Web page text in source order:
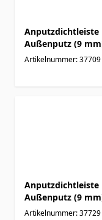
Anputzdichtleiste
Außenputz (9
Artikelnummer: 37709
Anputzdichtleiste
Außenputz (9
Artikelnummer: 37729